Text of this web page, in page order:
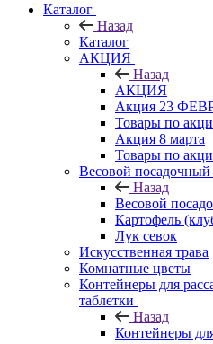
Каталог
Назад
Каталог
АКЦИЯ
Назад
АКЦИЯ
Акция 23
Товары по
Акция 8 марта
Товары по
Весовой посадочный
Назад
Весовой
Картофель
Лук севок
Искусственная трава
Комнатные цветы
Контейнеры для
таблетки
Назад
Контейнеры